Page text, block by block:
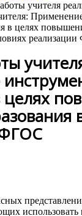
в целях
целях
использовать